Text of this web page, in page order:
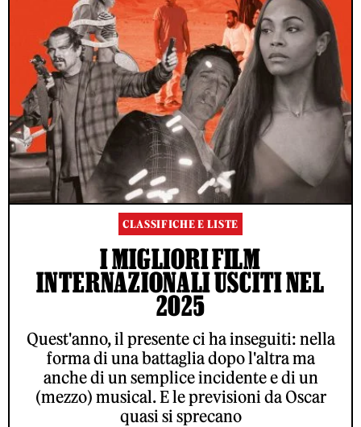
CLASSIFICHE E LISTE
I MIGLIORI FILM
INTERNAZIONALI USCITI NEL
2025
Quest'anno, il presente ci ha inseguiti: nella
forma di una battaglia dopo l'altra ma
anche di un semplice incidente e di un
(mezzo) musical. E le previsioni da Oscar
quasi si sprecano